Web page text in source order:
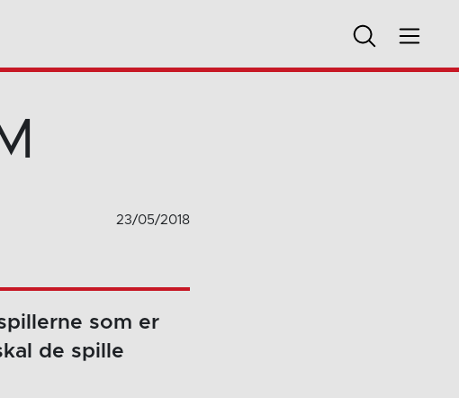
23/05/2018
som er
de spille